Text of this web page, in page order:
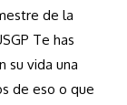
de la
Te has
su vida una
de eso o que